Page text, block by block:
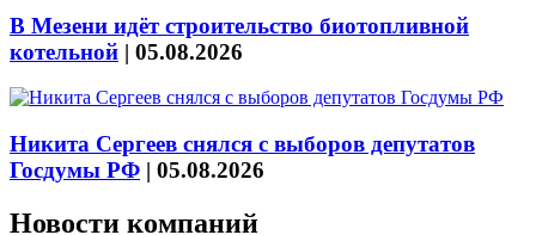
В Мезени идёт строительство биотопливной
котельной | 05.08.2026
Никита Сергеев снялся с выборов депутатов
Госдумы РФ | 05.08.2026
Новости компаний